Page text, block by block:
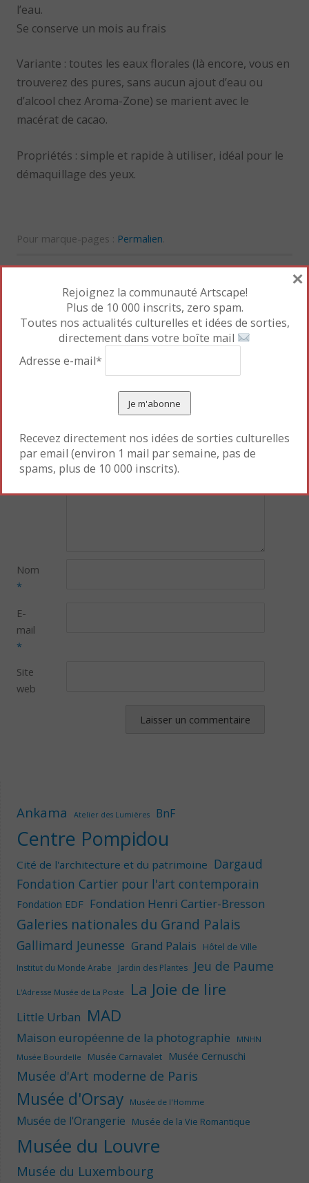
l’eau.
Se conserve un mois au frais
Variante : toutes les eaux florales (là encore, vous en
trouverez des pures, sans aucun ajout d’eau ou
d’alcool chez Aroma-Zone) se marient avec le
macérat de cacao.
Propriétés : simple et rapide à utiliser, idéal pour le
démaquillage des yeux.
Pour marque-pages : Permalien.
Sous le soleil des
Les aventures d’un
hippopotame gourmand
et d’un chien paresseux»
Laisser un commentaire
Votre adresse e-mail ne sera pas publiée.
obligatoires sont indiqués avec*
Commentaire
*
Nom
*
E-
mail
*
Site
web
Ankama Atelier des Lumières BnF
Centre Pompidou
Cité de l'architecture et du patrimoine Dargaud
Fondation Cartier pour l'art contemporain
Fondation EDF Fondation Henri Cartier-Bresson
Galeries nationales du Grand Palais
Gallimard Jeunesse Grand Palais Hôtel de Ville
Institut du Monde Arabe Jardin des Plantes Jeu de Paume
L'Adresse Musée de La Poste La Joie de lire
Little Urban MAD
Maison européenne de la photographie
MNHN
Musée Bourdelle
Musée Carnavalet Musée Cernuschi
Musée d'Art moderne de Paris
Musée d'Orsay Musée de l'Homme
Musée de l'Orangerie Musée de la Vie Romantique
Musée du Louvre
Musée du Luxembourg
Rejoignez la communauté Artscape!
Plus de 10 000 inscrits, zero spam.
Toutes nos actualités culturelles et idées de sorties,
directement dans votre boîte mail
Adresse e-mail*
Recevez directement nos idées de sorties culturelles
par email (environ 1 mail par semaine, pas de
spams, plus de 10 000 inscrits).
×